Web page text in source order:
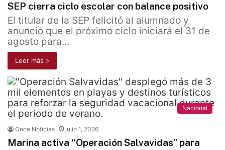
SEP cierra ciclo escolar con balance positivo
El titular de la SEP felicitó al alumnado y
anunció que el próximo ciclo iniciará el 31 de
agosto para…
Leer más »
Nacional
Once Noticias julio 1, 2026
Marina activa “Operación Salvavidas” para